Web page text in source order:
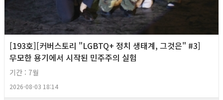
[193호][커버스토리 "LGBTQ+ 정치 생태계, 그것은" #3]
무모한 용기에서 시작된 민주주의 실험
기간 : 7월
2026-08-03 18:14